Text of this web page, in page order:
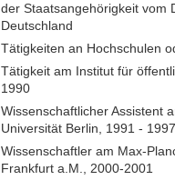
der Staatsangehörigkeit vom
Deutschland
Tätigkeiten an Hochschulen
Tätigkeit am Institut für
1990
Wissenschaftlicher Assistent
Universität Berlin, 1991 - 1997
Wissenschaftler am Max-
Frankfurt a.M., 2000-2001